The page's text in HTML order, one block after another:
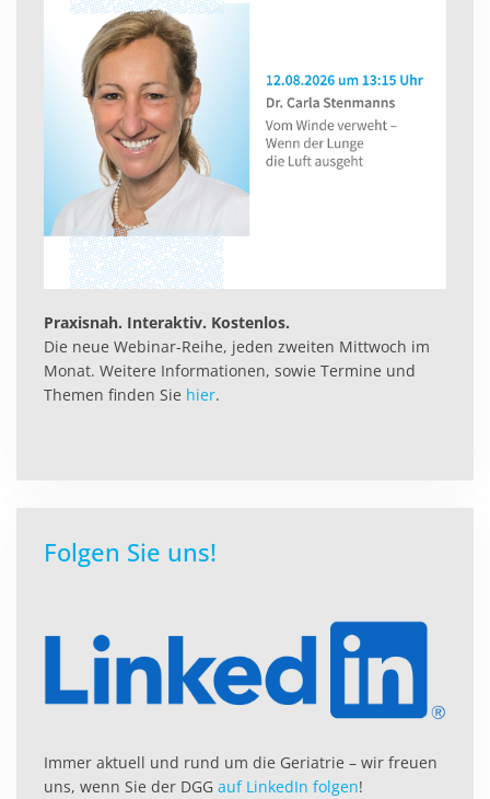
Praxisnah. Interaktiv. Kostenlos.
Die neue Webinar-Reihe, jeden zweiten Mittwoch im
Monat. Weitere Informationen, sowie Termine und
Themen finden Sie hier.
Folgen Sie uns!
Immer aktuell und rund um die Geriatrie – wir freuen
uns, wenn Sie der DGG auf LinkedIn folgen!